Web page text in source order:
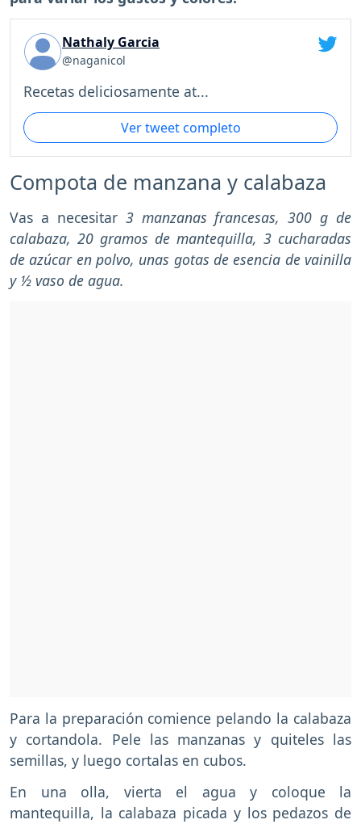
Nathaly Garcia
@naganicol
Recetas deliciosamente at...
Ver tweet completo
Compota de manzana y calabaza
Vas a necesitar 3 manzanas francesas, 300 g de
calabaza, 20 gramos de mantequilla, 3 cucharadas
de azúcar en polvo, unas gotas de esencia de vainilla
y ½ vaso de agua.
Para la preparación comience pelando la calabaza
y cortandola. Pele las manzanas y quiteles las
semillas, y luego cortalas en cubos.
En una olla, vierta el agua y coloque la
mantequilla, la calabaza picada y los pedazos de